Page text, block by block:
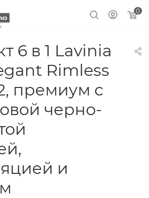
0
6 в 1 Lavinia
Rimless
премиум с
черно-
и